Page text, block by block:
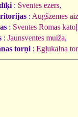
: Sventes ezers,
: Augšzemes
: Sventes Romas
: Jaunsventes muiža,
torņi : Egļukalna